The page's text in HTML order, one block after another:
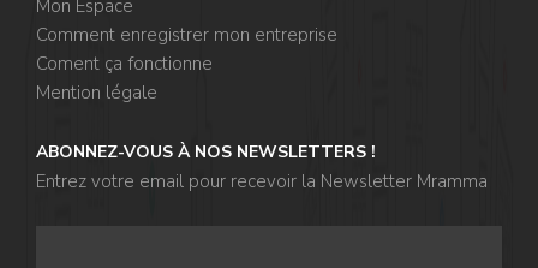
Mon Espace
Comment enregistrer mon entreprise
Coment ça fonctionne
Mention légale
ABONNEZ-VOUS À NOS NEWSLETTERS !
Entrez votre email pour recevoir la Newsletter Mramma